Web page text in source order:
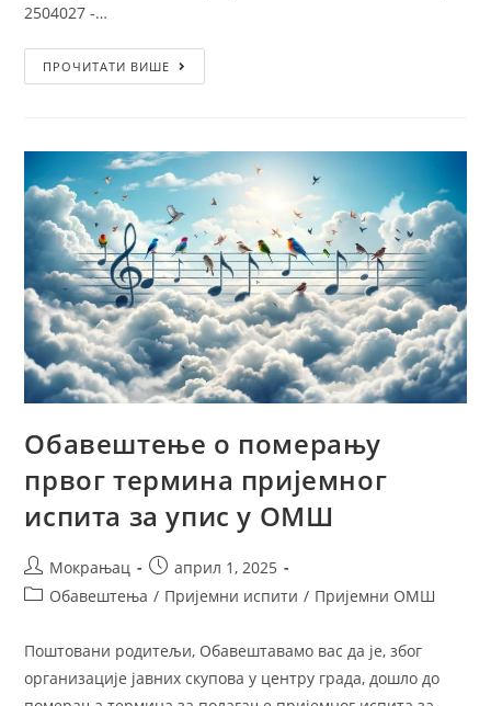
2504027 -…
ПРОЧИТАТИ ВИШЕ
Обавештење о померању
првог термина пријемног
испита за упис у ОМШ
Мокрањац
април 1, 2025
Обавештења / Пријемни испити / Пријемни ОМШ
Поштовани родитељи, Обавештавамо вас да је, због
организације јавних скупова у центру града, дошло до